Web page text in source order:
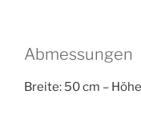
Abmessungen
Breite: 50 cm –